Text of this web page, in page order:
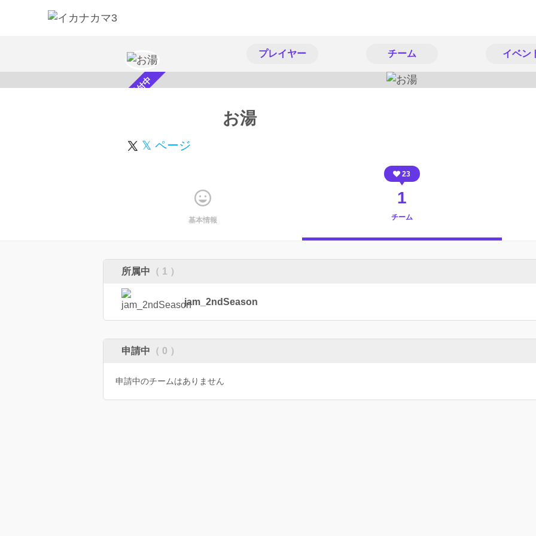
プレイヤー チーム イベン
スカウト受付中 お湯
𝕏 ページ
基本情報
23
1
チーム
所属中 （ 1 ）
jam_2ndSeason
申請中 （ 0 ）
申請中のチームはありません